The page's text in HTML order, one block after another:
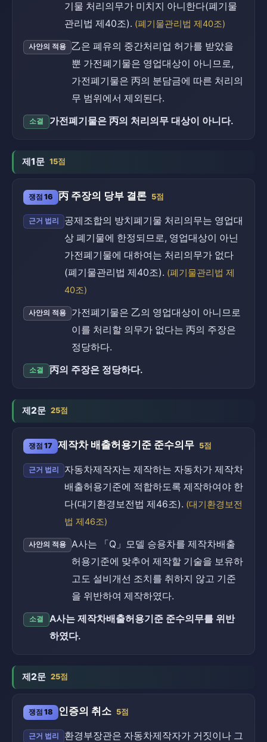
기물 처리의무가 미치지 아니한다(폐기물
관리법 제40조). (폐기물관리법 제40조)
사안의 적용
乙은 폐유의 중간처리업 허가를 받았을
뿐 가전폐기물은 영업대상이 아니므로,
가전폐기물은 丙의 분담금에 따른 처리의
무 범위에서 제외된다.
소결 가전폐기물은 丙의 처리의무 대상이 아니다.
제1문 15점
쟁점 16 丙 주장의 당부 결론 5점
근거 법리
공제조합의 방치폐기물 처리의무는 영업대
상 폐기물에 한정되므로, 영업대상이 아닌
가전폐기물에 대하여는 처리의무가 없다
(폐기물관리법 제40조). (폐기물관리법 제
40조)
사안의 적용
가전폐기물은 乙의 영업대상이 아니므로
이를 처리할 의무가 없다는 丙의 주장은
정당하다.
소결 丙의 주장은 정당하다.
제2문 25점
쟁점 17 제작차 배출허용기준 준수의무 5점
근거 법리
자동차제작자는 제작하는 자동차가 제작차
배출허용기준에 적합하도록 제작하여야 한
다(대기환경보전법 제46조). (대기환경보전
법 제46조)
사안의 적용
A사는 「Q」모델 승용차를 제작차배출
허용기준에 맞추어 제작할 기술을 보유하
고도 설비개선 조치를 취하지 않고 기준
을 위반하여 제작하였다.
소결
A사는 제작차배출허용기준 준수의무를 위반
하였다.
제2문 25점
쟁점 18 인증의 취소 5점
근거 법리
환경부장관은 자동차제작자가 거짓이나 그